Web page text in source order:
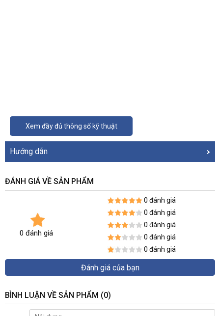
Xem đầy đủ thông số kỹ thuật
Hướng dẫn
ĐÁNH GIÁ VỀ SẢN PHẨM
0 đánh giá
0 đánh giá
0 đánh giá
0 đánh giá
0 đánh giá
0 đánh giá
Đánh giá của bạn
BÌNH LUẬN VỀ SẢN PHẨM (0)